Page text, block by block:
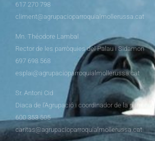
617 270 798
climent@agrupacioparroquialmollerussa.cat
Mn. Théodore Lambal
Rector de les parròquies del Palau i Sidamon
697 698 568
esplai@agrupacioparroquialmollerussa.cat
Sr. Antoni Cid
Diaca de l’Agrupació i coordinador de la
600 353 505
caritas@agrupacioparroquialmollerussa.cat